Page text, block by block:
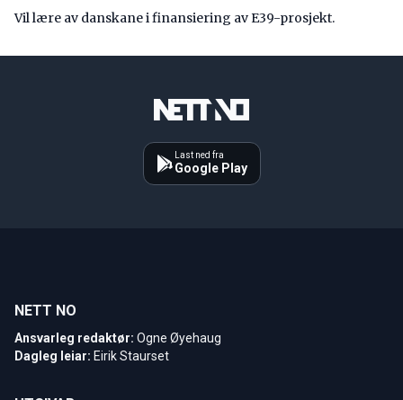
Vil lære av danskane i finansiering av E39-prosjekt.
Last ned fra
Google Play
NETT NO
Ansvarleg redaktør: Ogne Øyehaug
Dagleg leiar: Eirik Staurset